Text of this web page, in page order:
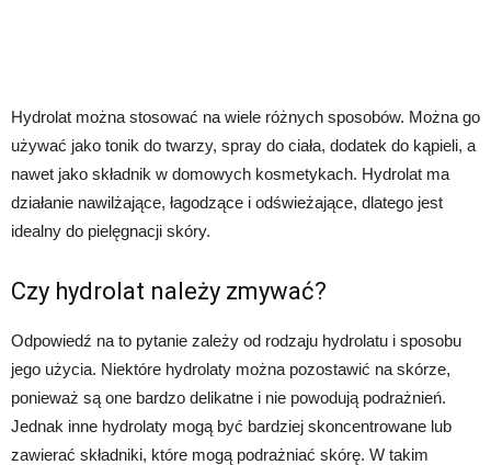
Hydrolat można stosować na wiele różnych sposobów. Można go
używać jako tonik do twarzy, spray do ciała, dodatek do kąpieli, a
nawet jako składnik w domowych kosmetykach. Hydrolat ma
działanie nawilżające, łagodzące i odświeżające, dlatego jest
idealny do pielęgnacji skóry.
Czy hydrolat należy zmywać?
Odpowiedź na to pytanie zależy od rodzaju hydrolatu i sposobu
jego użycia. Niektóre hydrolaty można pozostawić na skórze,
ponieważ są one bardzo delikatne i nie powodują podrażnień.
Jednak inne hydrolaty mogą być bardziej skoncentrowane lub
zawierać składniki, które mogą podrażniać skórę. W takim